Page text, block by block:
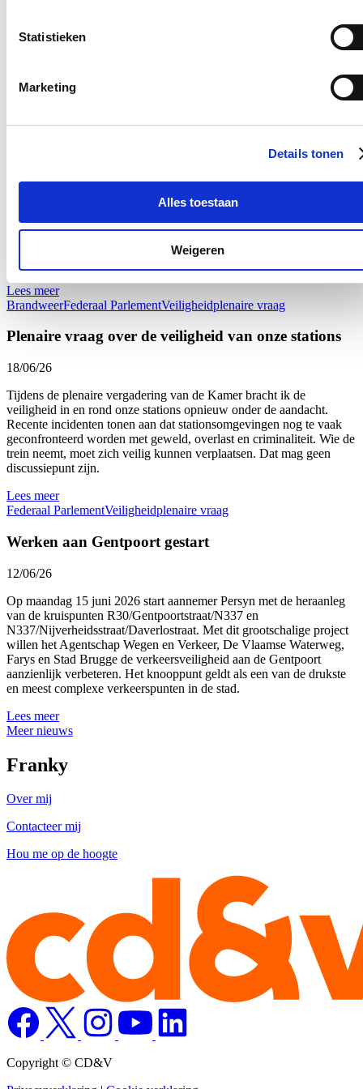
Statistieken
Marketing
Details tonen
Alles toestaan
Weigeren
brandweer
Onze brandweerlieden staan elke dag voor anderen klaar. Of het nu
nodig hebben. Dat engagement verdient niet alleen waardering,
maar ook een beleid dat hen ondersteunt en versterkt.
van nabij op. Dat de regering werk wil maken van een modern
personeelsbeleid is een goede zaak, maar de recente aankondiging
van een staking van onbepaalde duur door de brandweervakbonden
toont aan dat hervormingen alleen kunnen slagen wanneer er
Lees meer
BrandweerFederaal ParlementVeiligheidplenaire vraag
Plenaire vraag over de veiligheid van onze stations
18/06/26
Tijdens de plenaire vergadering van de Kamer bracht ik de
veiligheid in en rond onze stations opnieuw onder de aandacht.
Recente incidenten tonen aan dat stationsomgevingen nog te vaak
geconfronteerd worden met geweld, overlast en criminaliteit. Wie de
trein neemt, moet zich veilig kunnen verplaatsen. Dat mag geen
discussiepunt zijn.
Lees meer
Federaal ParlementVeiligheidplenaire vraag
Werken aan Gentpoort gestart
12/06/26
Op maandag 15 juni 2026 start aannemer Persyn met de heraanleg
van de kruispunten R30/Gentpoortstraat/N337 en
N337/Nijverheidsstraat/Daverlostraat. Met dit grootschalige project
willen het Agentschap Wegen en Verkeer, De Vlaamse Waterweg,
Farys en Stad Brugge de verkeersveiligheid aan de Gentpoort
aanzienlijk verbeteren. Het knooppunt geldt als een van de drukste
en meest complexe verkeerspunten in de stad.
Lees meer
Meer nieuws
Franky
Over mij
Contacteer mij
Hou me op de hoogte
Copyright © CD&V